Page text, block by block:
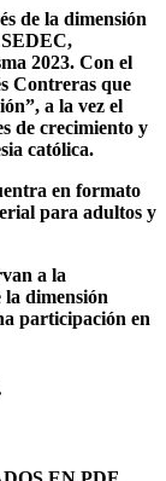
de la dimensión
SEDEC,
2023. Con el
Contreras que
a la vez el
de crecimiento y
católica.
en formato
para adultos y
a la
dimensión
participación en